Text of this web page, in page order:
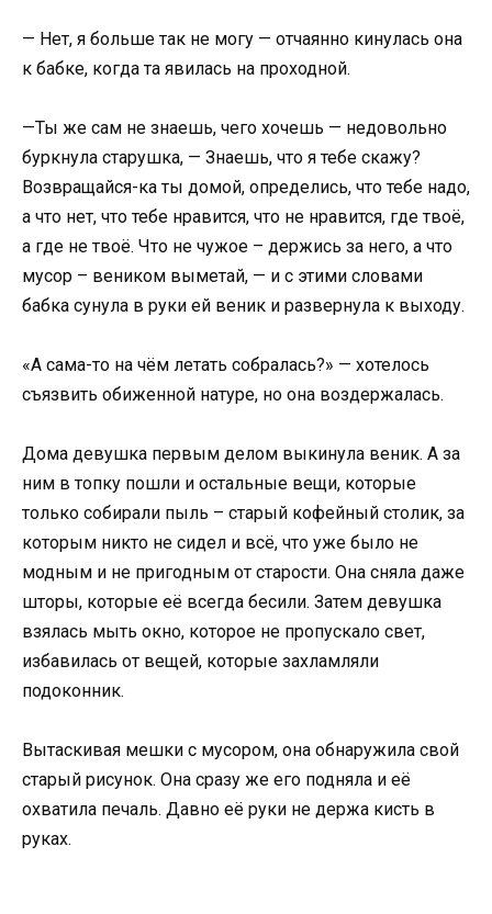
— Нет, я больше так не могу — отчаянно кинулась она
к бабке, когда та явилась на проходной.
—Ты же сам не знаешь, чего хочешь — недовольно
буркнула старушка, — Знаешь, что я тебе скажу?
Возвращайся-ка ты домой, определись, что тебе надо,
а что нет, что тебе нравится, что не нравится, где твоё,
а где не твоё. Что не чужое – держись за него, а что
мусор – веником выметай, — и с этими словами
бабка сунула в руки ей веник и развернула к выходу.
«А сама-то на чём летать собралась?» — хотелось
съязвить обиженной натуре, но она воздержалась.
Дома девушка первым делом выкинула веник. А за
ним в топку пошли и остальные вещи, которые
только собирали пыль – старый кофейный столик, за
которым никто не сидел и всё, что уже было не
модным и не пригодным от старости. Она сняла даже
шторы, которые её всегда бесили. Затем девушка
взялась мыть окно, которое не пропускало свет,
избавилась от вещей, которые захламляли
подоконник.
Вытаскивая мешки с мусором, она обнаружила свой
старый рисунок. Она сразу же его подняла и её
охватила печаль. Давно её руки не держа кисть в
руках.